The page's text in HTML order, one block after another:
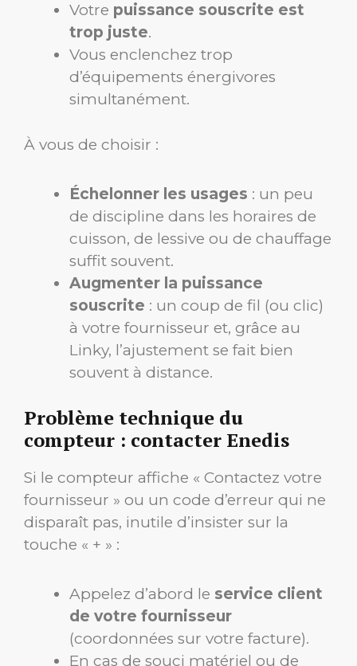
Votre puissance souscrite est
trop juste.
Vous enclenchez trop
d’équipements énergivores
simultanément.
À vous de choisir :
Échelonner les usages : un peu
de discipline dans les horaires de
cuisson, de lessive ou de chauffage
suffit souvent.
Augmenter la puissance
souscrite : un coup de fil (ou clic)
à votre fournisseur et, grâce au
Linky, l’ajustement se fait bien
souvent à distance.
Problème technique du
compteur : contacter Enedis
Si le compteur affiche « Contactez votre
fournisseur » ou un code d’erreur qui ne
disparaît pas, inutile d’insister sur la
touche « + » :
Appelez d’abord le service client
de votre fournisseur
(coordonnées sur votre facture).
En cas de souci matériel ou de